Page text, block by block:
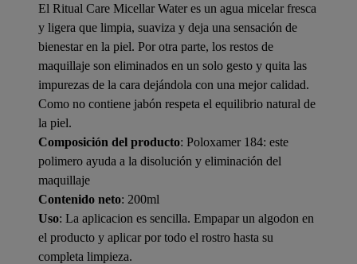
El Ritual Care Micellar Water es un agua micelar fresca
y ligera que limpia, suaviza y deja una sensación de
bienestar en la piel. Por otra parte, los restos de
maquillaje son eliminados en un solo gesto y quita las
impurezas de la cara dejándola con una mejor calidad.
Como no contiene jabón respeta el equilibrio natural de
la piel.
Composición del producto: Poloxamer 184: este
polimero ayuda a la disolución y eliminación del
maquillaje
Contenido neto: 200ml
Uso: La aplicacion es sencilla. Empapar un algodon en
el producto y aplicar por todo el rostro hasta su
completa limpieza.